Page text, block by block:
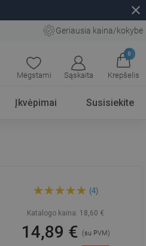
close
Geriausia kaina/kokybė
Mėgstami Sąskaita
0
Krepšelis
Įkvėpimai Susisiekite
24x24 cm,
02
(4)
Katalogo kaina: 18,60 €
14,89 € (su PVM)